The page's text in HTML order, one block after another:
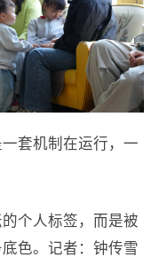
套机制在运行，一
个人标签，而是被
色。记者：钟传雪